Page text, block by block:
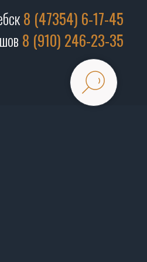
8 (47354) 6-17-45
8 (910) 246-23-35